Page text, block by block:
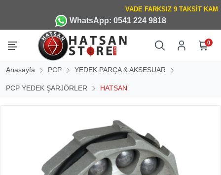
WhatsApp: 0541 224 9818
0
Anasayfa PCP YEDEK PARÇA & AKSESUAR
PCP YEDEK ŞARJÖRLER HATSAN